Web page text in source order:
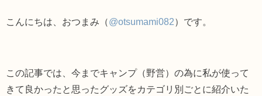
こんにちは、おつまみ（@otsumami082）です。
この記事では、今までキャンプ（野営）の為に私が使って
きて良かったと思ったグッズをカテゴリ別ごとに紹介いた